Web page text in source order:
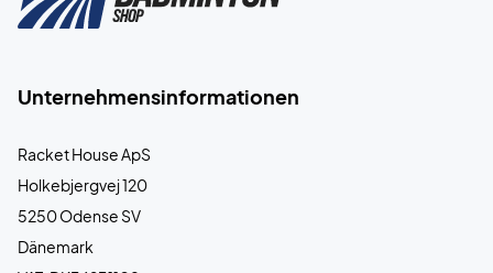
Unternehmensinformationen
Racket House ApS
Holkebjergvej 120
5250 Odense SV
Dänemark